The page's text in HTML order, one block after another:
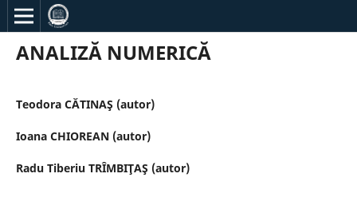
ANALIZĂ NUMERICĂ
Teodora CĂTINAŞ (autor)
Ioana CHIOREAN (autor)
Radu Tiberiu TRÎMBIŢAŞ (autor)